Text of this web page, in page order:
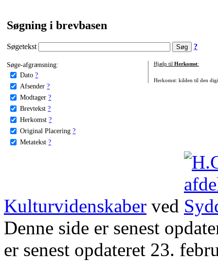
Søgning i brevbasen
Søgetekst ?
Søge-afgrænsning:
Dato ?
Afsender ?
Modtager ?
Brevtekst ?
Herkomst ?
Original Placering ?
Metatekst ?
Hjælp til Herkomst:
Herkomst: kilden til den
Kulturvidenskaber ved
Denne side er senest
er senest opdateret 23.